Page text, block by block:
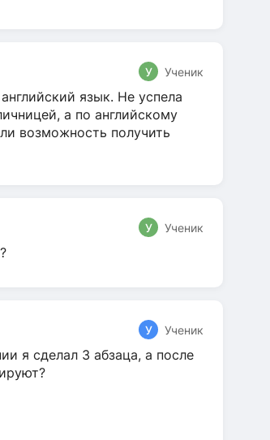
У Ученик
язык. Не успела
а по английскому
возможность получить
У Ученик
У Ученик
я сделал 3 абзаца, а после